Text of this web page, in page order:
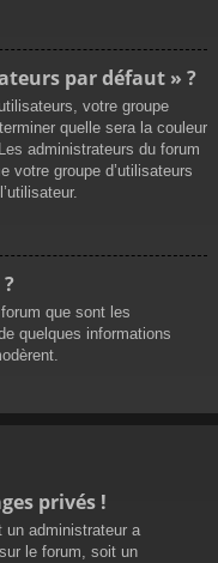
par défaut » ?
votre groupe
quelle sera la couleur
administrateurs du forum
votre groupe d’utilisateurs
que sont les
quelques informations
privés !
un administrateur a
le forum, soit un